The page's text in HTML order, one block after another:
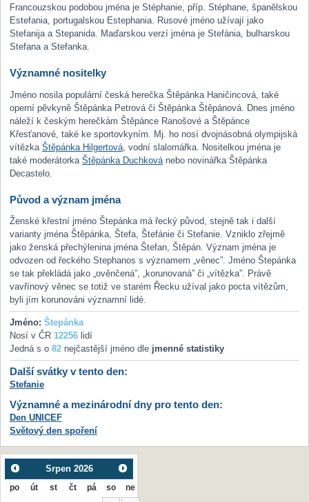
Francouzskou podobou jména je Stéphanie, příp. Stéphane, španělskou
Estefania, portugalskou Estephania. Rusové jméno užívají jako
Stefanija a Stepanida. Maďarskou verzí jména je Stefánia, bulharskou
Stefana a Stefanka.
Významné nositelky
Jméno nosila populární česká herečka Štěpánka Haničincová, také
operní pěvkyně Štěpánka Petrová či Štěpánka Štěpánová. Dnes jméno
náleží k českým herečkám Štěpánce Ranošové a Štěpánce
Křesťanové, také ke sportovkyním. Mj. ho nosí dvojnásobná olympijská
vítězka Štěpánka Hilgertová, vodní slalomářka. Nositelkou jména je
také moderátorka Štěpánka Duchkovánebo novinářka Štěpánka
Decastelo.
Původ a význam jména
Ženské křestní jméno Štepánka má řecký původ, stejně tak i další
varianty jména Štěpánka, Štefa, Štefánie či Stefanie. Vzniklo zřejmě
jako ženská přechýlenina jména Štefan, Štěpán. Význam jména je
odvozen od řeckého Stephanos s významem „věnec”. Jméno Štepánka
se tak překládá jako „ověnčená”, „korunovaná” či „vítězka”. Právě
vavřínový věnec se totiž ve starém Řecku užíval jako pocta vítězům,
byli jím korunováni významní lidé.
Jméno: Štepánka
Nosí v ČR 12256lidí
Jedná s o 82nejčastější jméno dle jmenné statistiky
Další svátky v tento den:
Stefanie
Významné a mezinárodní dny pro tento den:
Den UNICEF
Světový den spoření
Srpen 2026
po út st čt pá so ne